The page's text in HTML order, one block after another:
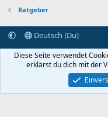
Ratgeber
Deutsch [Du]
Kontakt aufnehmen
Startseite
R
S
Community platform by XenForo
Diese Seite verwendet
erklärst du dich mit der